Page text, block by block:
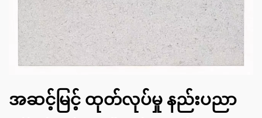
အဆင့်မြင့် ထုတ်လုပ်မှု နည်းပညာ